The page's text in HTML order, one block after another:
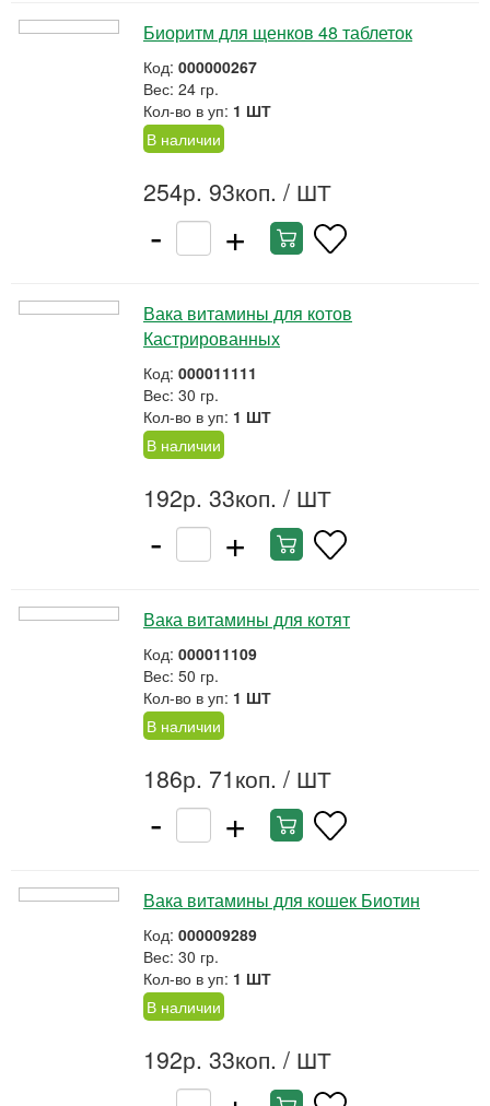
Биоритм для щенков 48 таблеток
Код: 000000267
Вес: 24 гр.
Кол-во в уп: 1 ШТ
В наличии
254р. 93коп. / ШТ
- +
Вака витамины для котов
Кастрированных
Код: 000011111
Вес: 30 гр.
Кол-во в уп: 1 ШТ
В наличии
192р. 33коп. / ШТ
- +
Вака витамины для котят
Код: 000011109
Вес: 50 гр.
Кол-во в уп: 1 ШТ
В наличии
186р. 71коп. / ШТ
- +
Вака витамины для кошек Биотин
Код: 000009289
Вес: 30 гр.
Кол-во в уп: 1 ШТ
В наличии
192р. 33коп. / ШТ